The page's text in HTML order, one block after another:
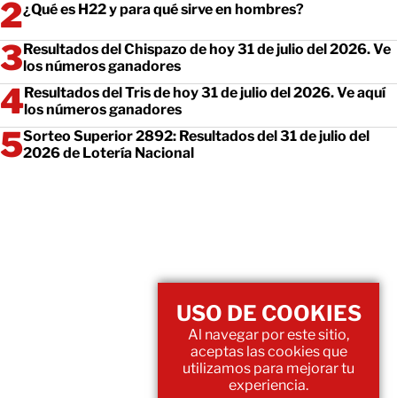
¿Qué es H22 y para qué sirve en hombres?
Resultados del Chispazo de hoy 31 de julio del 2026. Ve
los números ganadores
Resultados del Tris de hoy 31 de julio del 2026. Ve aquí
los números ganadores
Sorteo Superior 2892: Resultados del 31 de julio del
2026 de Lotería Nacional
USO DE COOKIES
Al navegar por este sitio,
aceptas las cookies que
utilizamos para mejorar tu
experiencia.